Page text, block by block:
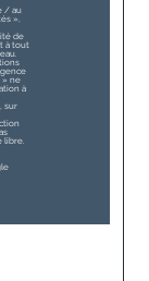
/ au
»,
de
à tout
» ne
à
sur
libre.